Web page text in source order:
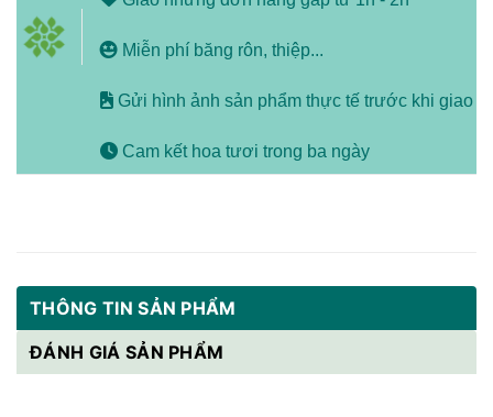
Miễn phí băng rôn, thiệp...
Gửi hình ảnh sản phẩm thực tế trước khi giao
Cam kết hoa tươi trong ba ngày
THÔNG TIN SẢN PHẨM
ĐÁNH GIÁ SẢN PHẨM